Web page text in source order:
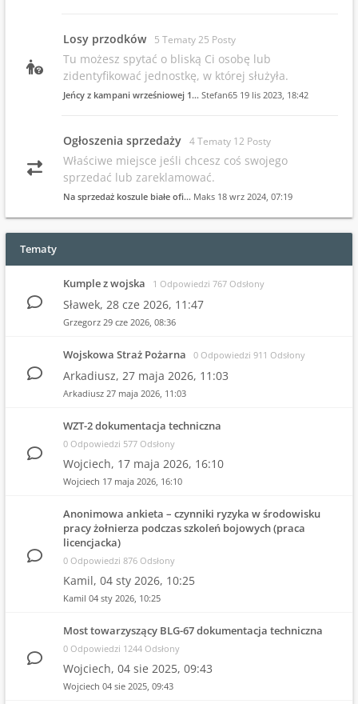
Losy przodków 5 Tematy 25 Posty
Tu możesz spytać o bliską Ci osobę lub
zidentyfikować jednostkę, w której służyła.
Jeńcy z kampani wrześniowej 1… Stefan65 19 lis 2023, 18:42
Ogłoszenia sprzedaży 4 Tematy 12 Posty
Właściwe miejsce jeśli chcesz coś swojego
sprzedać lub zareklamować.
Na sprzedaż koszule białe ofi… Maks 18 wrz 2024, 07:19
Tematy
Kumple z wojska 1 Odpowiedzi 767 Odsłony
Sławek, 28 cze 2026, 11:47
Grzegorz 29 cze 2026, 08:36
Wojskowa Straż Pożarna 0 Odpowiedzi 911 Odsłony
Arkadiusz, 27 maja 2026, 11:03
Arkadiusz 27 maja 2026, 11:03
WZT-2 dokumentacja techniczna
0 Odpowiedzi 577 Odsłony
Wojciech, 17 maja 2026, 16:10
Wojciech 17 maja 2026, 16:10
Anonimowa ankieta – czynniki ryzyka w środowisku
pracy żołnierza podczas szkoleń bojowych (praca
licencjacka)
0 Odpowiedzi 876 Odsłony
Kamil, 04 sty 2026, 10:25
Kamil 04 sty 2026, 10:25
Most towarzyszący BLG-67 dokumentacja techniczna
0 Odpowiedzi 1244 Odsłony
Wojciech, 04 sie 2025, 09:43
Wojciech 04 sie 2025, 09:43